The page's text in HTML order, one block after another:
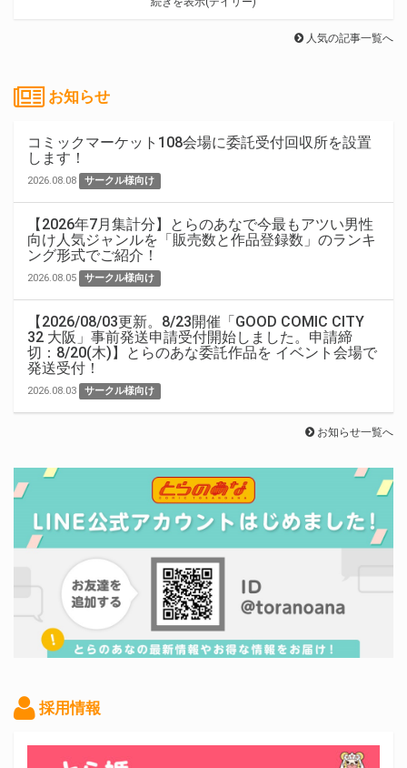
人気の記事一覧へ
お知らせ
コミックマーケット108会場に委託受付回収所を設置
します！
2026.08.08 サークル様向け
【2026年7月集計分】とらのあなで今最もアツい男性
向け人気ジャンルを「販売数と作品登録数」のランキ
ング形式でご紹介！
2026.08.05 サークル様向け
【2026/08/03更新。8/23開催「GOOD COMIC CITY
32 大阪」事前発送申請受付開始しました。申請締
切：8/20(木)】とらのあな委託作品を イベント会場で
発送受付！
2026.08.03 サークル様向け
お知らせ一覧へ
採用情報